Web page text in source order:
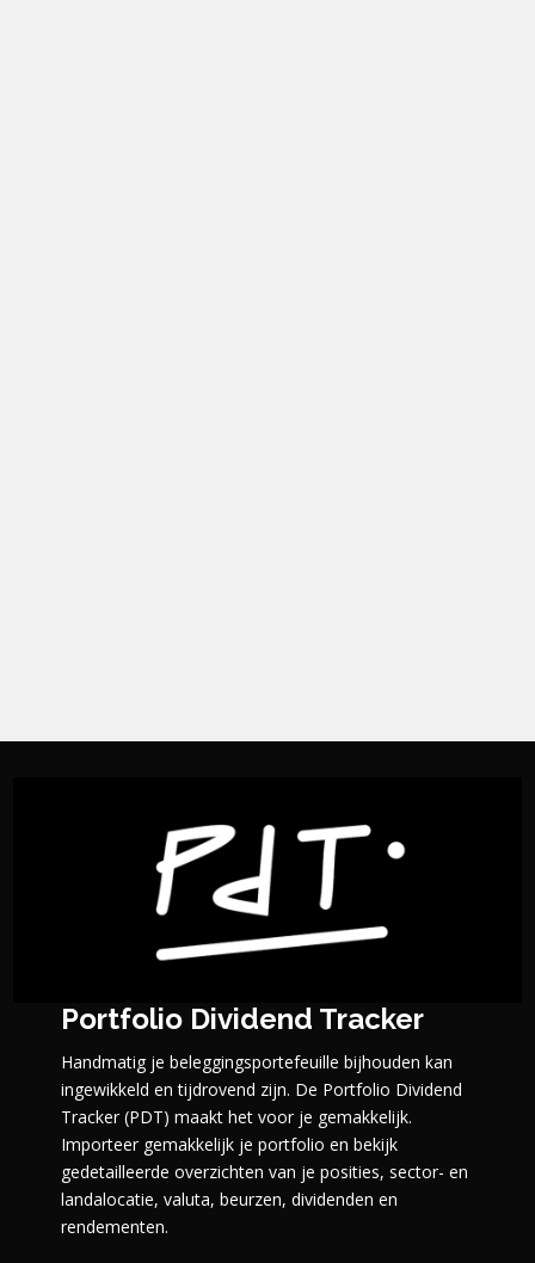
Portfolio Dividend Tracker
Handmatig je beleggingsportefeuille bijhouden kan
ingewikkeld en tijdrovend zijn. De Portfolio Dividend
Tracker (PDT) maakt het voor je gemakkelijk.
Importeer gemakkelijk je portfolio en bekijk
gedetailleerde overzichten van je posities, sector- en
landalocatie, valuta, beurzen, dividenden en
rendementen.